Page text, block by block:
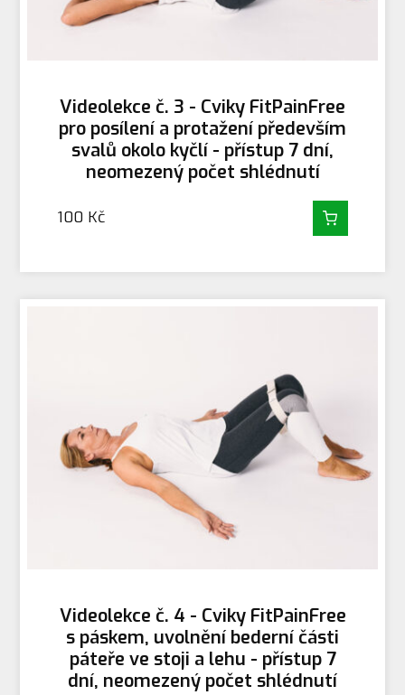
Videolekce č. 3 - Cviky FitPainFree
pro posílení a protažení především
svalů okolo kyčlí - přístup 7 dní,
neomezený počet shlédnutí
100 Kč
Videolekce č. 4 - Cviky FitPainFree
s páskem, uvolnění bederní části
páteře ve stoji a lehu - přístup 7
dní, neomezený počet shlédnutí